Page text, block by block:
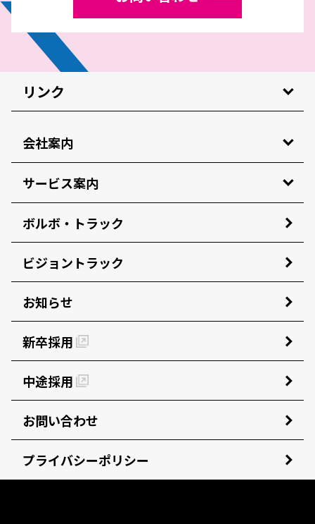
リンク
会社案内
サービス案内
ボルボ・トラック
ビジョントラック
お知らせ
新卒採用
中途採用
お問い合わせ
プライバシーポリシー